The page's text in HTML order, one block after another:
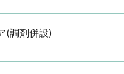
(調剤併設)